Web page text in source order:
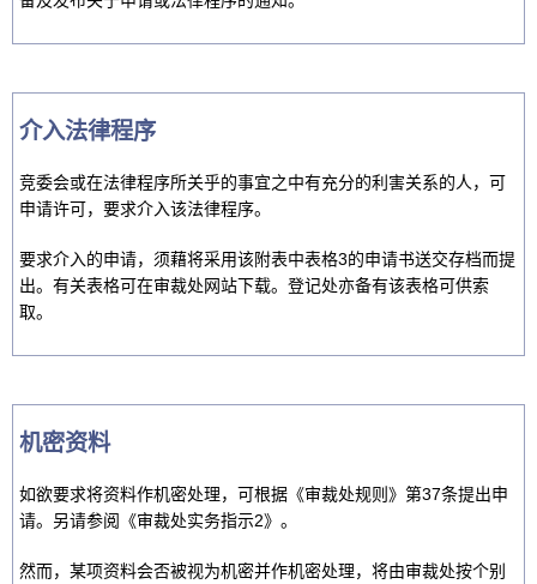
介入法律程序
竞委会或在法律程序所关乎的事宜之中有充分的利害关系的人，可
申请许可，要求介入该法律程序。
要求介入的申请，须藉将采用该附表中表格3的申请书送交存档而提
出。有关表格可在审裁处网站下载。登记处亦备有该表格可供索
取。
机密资料
如欲要求将资料作机密处理，可根据《审裁处规则》第37条提出申
请。另请参阅《审裁处实务指示2》。
然而，某项资料会否被视为机密并作机密处理，将由审裁处按个别